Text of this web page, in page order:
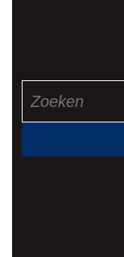
naar: